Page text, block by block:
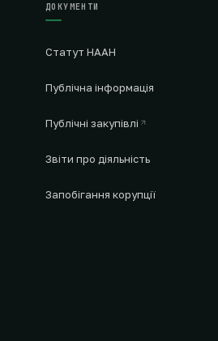
ДОКУМЕНТИ
Статут НААН
Публічна інформація
Публічні закупівлі
Звіти про діяльність
Запобігання корупції